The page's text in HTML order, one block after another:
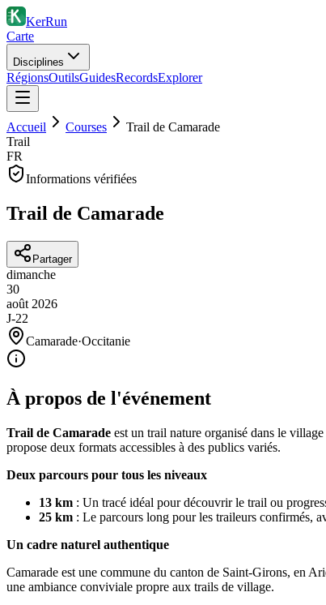
KerRun
Carte
Disciplines
RégionsOutilsGuidesRecordsExplorer
Accueil Courses
Trail de Camarade
Trail
FR
Informations vérifiées
Trail de Camarade
Partager
dimanche
30
août 2026
J-22
Camarade·Occitanie
À propos de l'événement
Trail de Camarade est un trail nature organisé dans le
propose deux formats accessibles à des publics variés.
Deux parcours pour tous les niveaux
13 km : Un tracé idéal pour découvrir le trail ou
25 km : Le parcours long pour les traileurs confirmés,
Un cadre naturel authentique
Camarade est une commune du canton de Saint-Girons, en
une ambiance conviviale propre aux trails de village.